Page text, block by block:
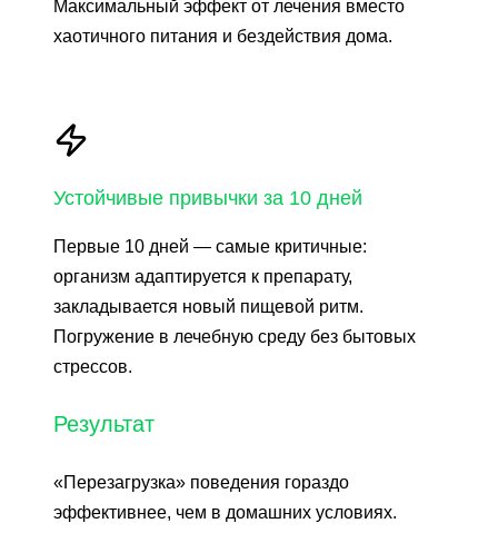
Максимальный эффект от лечения вместо
хаотичного питания и бездействия дома.
Устойчивые привычки за 10 дней
Первые 10 дней — самые критичные:
организм адаптируется к препарату,
закладывается новый пищевой ритм.
Погружение в лечебную среду без бытовых
стрессов.
Результат
«Перезагрузка» поведения гораздо
эффективнее, чем в домашних условиях.